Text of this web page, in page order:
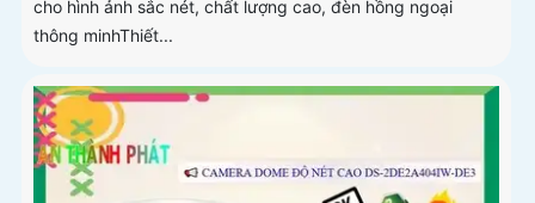
cho hình ảnh sắc nét, chất lượng cao, đèn hồng ngoại
thông minhThiết...